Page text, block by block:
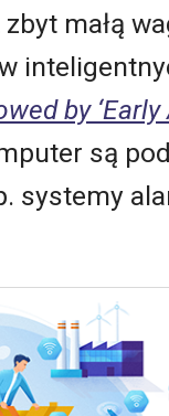
małą
by
są
systemy